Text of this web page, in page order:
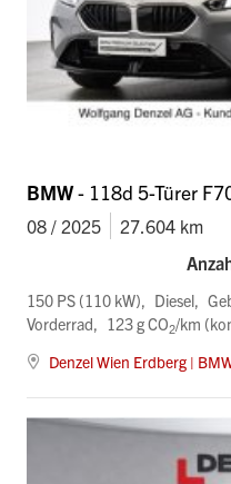
BMW- 118d 5-Türer
08 / 2025 27.604 km
150 PS (110 kW) Diesel
Vorderrad
123 g CO2/km
Denzel Wien Erdberg |